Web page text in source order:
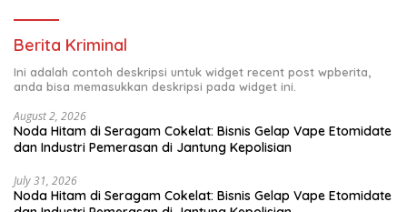
Berita Kriminal
Ini adalah contoh deskripsi untuk widget recent post wpberita,
anda bisa memasukkan deskripsi pada widget ini.
August 2, 2026
Noda Hitam di Seragam Cokelat: Bisnis Gelap Vape Etomidate
dan Industri Pemerasan di Jantung Kepolisian
July 31, 2026
Noda Hitam di Seragam Cokelat: Bisnis Gelap Vape Etomidate